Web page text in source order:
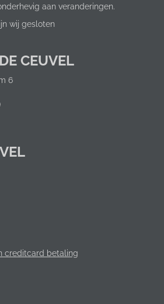
aan veranderingen.
wij gesloten
CEUVEL
6
creditcard betaling